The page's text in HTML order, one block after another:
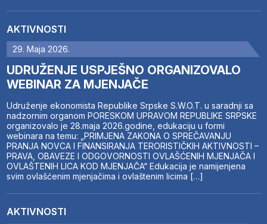
AKTIVNOSTI
29. Maja 2026.
UDRUŽENJE USPJEŠNO ORGANIZOVALO
WEBINAR ZA MJENJAČE
Udruženje ekonomista Republike Srpske S.W.O.T. u saradnji sa
nadzornim organom PORESKOM UPRAVOM REPUBLIKE SRPSKE
organizovalo je 28.maja 2026.godine, edukaciju u formi
webinara na temu: „PRIMJENA ZAKONA O SPREČAVANJU
PRANJA NOVCA I FINANSIRANJA TERORISTIČKIH AKTIVNOSTI –
PRAVA, OBAVEZE I ODGOVORNOSTI OVLAŠĆENIH MJENJAČA I
OVLAŠTENIH LICA KOD MJENJAČA“ Edukacija je namijenjena
svim ovlašćenim mjenjačima i ovlaštenim licima […]
AKTIVNOSTI